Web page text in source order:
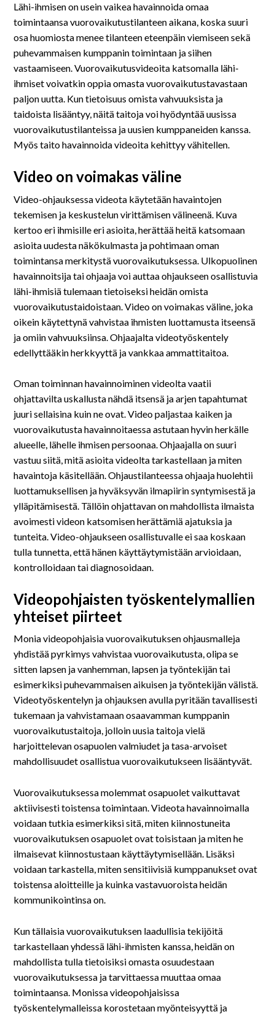
Lähi-ihmisen on usein vaikea havainnoida omaa
toimintaansa vuorovaikutustilanteen aikana, koska suuri
osa huomiosta menee tilanteen eteenpäin viemiseen sekä
puhevammaisen kumppanin toimintaan ja siihen
vastaamiseen. Vuorovaikutusvideoita katsomalla lähi-
ihmiset voivatkin oppia omasta vuorovaikutustavastaan
paljon uutta. Kun tietoisuus omista vahvuuksista ja
taidoista lisääntyy, näitä taitoja voi hyödyntää uusissa
vuorovaikutustilanteissa ja uusien kumppaneiden kanssa.
Myös taito havainnoida videoita kehittyy vähitellen.
Video on voimakas väline
Video-ohjauksessa videota käytetään havaintojen
tekemisen ja keskustelun virittämisen välineenä. Kuva
kertoo eri ihmisille eri asioita, herättää heitä katsomaan
asioita uudesta näkökulmasta ja pohtimaan oman
toimintansa merkitystä vuorovaikutuksessa. Ulkopuolinen
havainnoitsija tai ohjaaja voi auttaa ohjaukseen osallistuvia
lähi-ihmisiä tulemaan tietoiseksi heidän omista
vuorovaikutustaidoistaan. Video on voimakas väline, joka
oikein käytettynä vahvistaa ihmisten luottamusta itseensä
ja omiin vahvuuksiinsa. Ohjaajalta videotyöskentely
edellyttääkin herkkyyttä ja vankkaa ammattitaitoa.
Oman toiminnan havainnoiminen videolta vaatii
ohjattavilta uskallusta nähdä itsensä ja arjen tapahtumat
juuri sellaisina kuin ne ovat. Video paljastaa kaiken ja
vuorovaikutusta havainnoitaessa astutaan hyvin herkälle
alueelle, lähelle ihmisen persoonaa. Ohjaajalla on suuri
vastuu siitä, mitä asioita videolta tarkastellaan ja miten
havaintoja käsitellään. Ohjaustilanteessa ohjaaja huolehtii
luottamuksellisen ja hyväksyvän ilmapiirin syntymisestä ja
ylläpitämisestä. Tällöin ohjattavan on mahdollista ilmaista
avoimesti videon katsomisen herättämiä ajatuksia ja
tunteita. Video-ohjaukseen osallistuvalle ei saa koskaan
tulla tunnetta, että hänen käyttäytymistään arvioidaan,
kontrolloidaan tai diagnosoidaan.
Videopohjaisten työskentelymallien
yhteiset piirteet
Monia videopohjaisia vuorovaikutuksen ohjausmalleja
yhdistää pyrkimys vahvistaa vuorovaikutusta, olipa se
sitten lapsen ja vanhemman, lapsen ja työntekijän tai
esimerkiksi puhevammaisen aikuisen ja työntekijän välistä.
Videotyöskentelyn ja ohjauksen avulla pyritään tavallisesti
tukemaan ja vahvistamaan osaavamman kumppanin
vuorovaikutustaitoja, jolloin uusia taitoja vielä
harjoittelevan osapuolen valmiudet ja tasa-arvoiset
mahdollisuudet osallistua vuorovaikutukseen lisääntyvät.
Vuorovaikutuksessa molemmat osapuolet vaikuttavat
aktiivisesti toistensa toimintaan. Videota havainnoimalla
voidaan tutkia esimerkiksi sitä, miten kiinnostuneita
vuorovaikutuksen osapuolet ovat toisistaan ja miten he
ilmaisevat kiinnostustaan käyttäytymisellään. Lisäksi
voidaan tarkastella, miten sensitiivisiä kumppanukset ovat
toistensa aloitteille ja kuinka vastavuoroista heidän
kommunikointinsa on.
Kun tällaisia vuorovaikutuksen laadullisia tekijöitä
tarkastellaan yhdessä lähi-ihmisten kanssa, heidän on
mahdollista tulla tietoisiksi omasta osuudestaan
vuorovaikutuksessa ja tarvittaessa muuttaa omaa
toimintaansa. Monissa videopohjaisissa
työskentelymalleissa korostetaan myönteisyyttä ja